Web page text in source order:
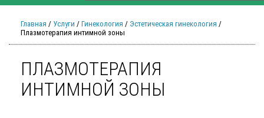
Главная / Услуги / Гинекология / Эстетическая гинекология /
Плазмотерапия интимной зоны
ПЛАЗМОТЕРАПИЯ
ИНТИМНОЙ ЗОНЫ